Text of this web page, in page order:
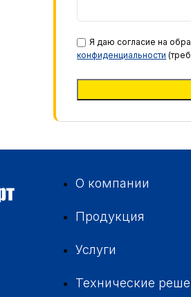
Я даю согласие на
конфиденциальности
О компании
Продукция
Услуги
Технические